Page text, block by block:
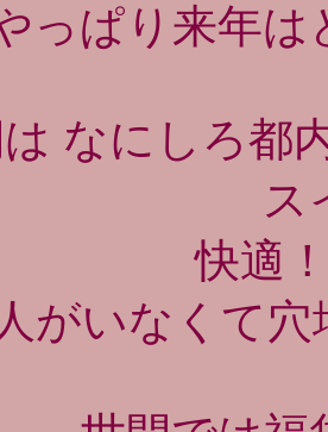
っぱり来年
なにしろ都
ス
快適
がいなくて